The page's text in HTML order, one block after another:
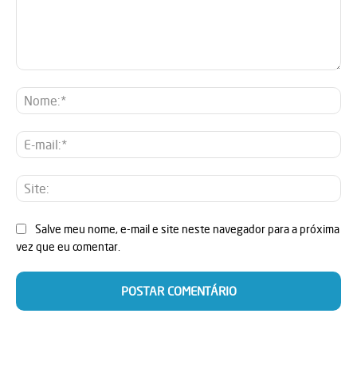
E-
Salve meu nome, e-mail e site neste navegador para a próxima
vez que eu comentar.